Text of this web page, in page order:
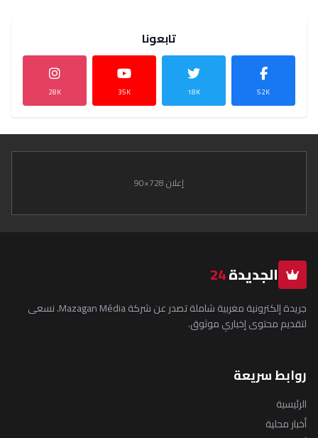
تابعونا
52K
18K
35K
28K
إعلان 728×90
الجديدة24
جريدة إلكترونية مغربية شاملة تصدر عن شركة Mazagan Média. نسعى
لتقديم محتوى إخباري موثوق.
روابط سريعة
الرئيسية
أخبار محلية